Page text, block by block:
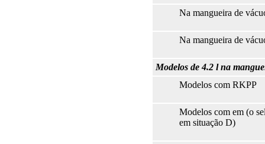
Na mangueira de
Na mangueira de
Modelos de 4.2 l na
Modelos com RKPP
Modelos com em (o
em situação D)